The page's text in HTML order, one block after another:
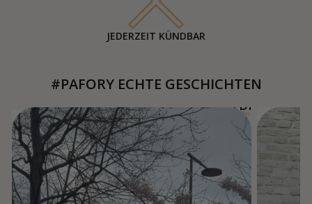
JEDERZEIT KÜNDBAR
#PAFORY ECHTE GESCHICHTEN